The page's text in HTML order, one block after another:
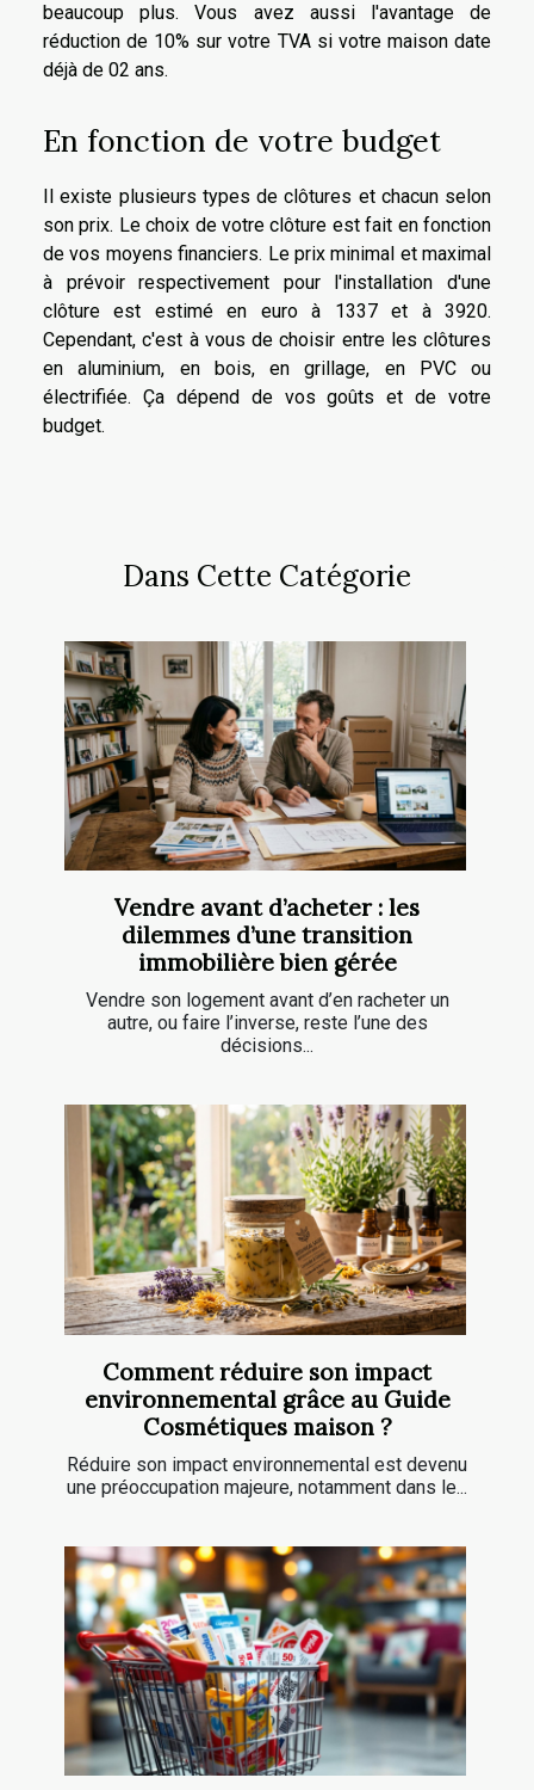
beaucoup plus. Vous avez aussi l'avantage de
réduction de 10% sur votre TVA si votre maison date
déjà de 02 ans.
En fonction de votre budget
Il existe plusieurs types de clôtures et chacun selon
son prix. Le choix de votre clôture est fait en fonction
de vos moyens financiers. Le prix minimal et maximal
à prévoir respectivement pour l'installation d'une
clôture est estimé en euro à 1337 et à 3920.
Cependant, c'est à vous de choisir entre les clôtures
en aluminium, en bois, en grillage, en PVC ou
électrifiée. Ça dépend de vos goûts et de votre
budget.
Dans Cette Catégorie
Vendre avant d’acheter : les
dilemmes d’une transition
immobilière bien gérée
Vendre son logement avant d’en racheter un
autre, ou faire l’inverse, reste l’une des
décisions...
Comment réduire son impact
environnemental grâce au Guide
Cosmétiques maison ?
Réduire son impact environnemental est devenu
une préoccupation majeure, notamment dans le...